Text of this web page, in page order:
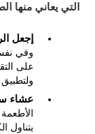
التي يعاني منها
إجعل
وفي
على
عشاء
يتناول